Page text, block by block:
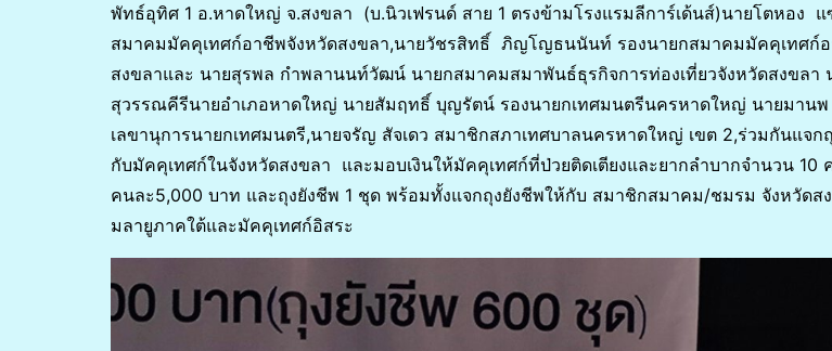
พัทธ์อุทิศ 1 อ.หาดใหญ่ จ.สงขลา (บ.นิวเฟรนด์ สาย 1 ตรงข้ามโรงแรมลีการ์เด้นส์)นายโตหอง
สมาคมมัคคุเทศก์อาชีพจังหวัดสงขลา,นายวัชรสิทธิ์ ภิญโญธนนันท์ รองนายกสมาคมมัคคุเทศก์
สงขลาและ นายสุรพล กำพลานนท์วัฒน์ นายกสมาคมสมาพันธ์ธุรกิจการท่องเที่ยวจังหวัดสงขลา
สุวรรณคีรีนายอำเภอหาดใหญ่ นายสัมฤทธิ์ บุญรัตน์ รองนายกเทศมนตรีนครหาดใหญ่ นายมานพ
เลขานุการนายกเทศมนตรี,นายจรัญ สัจเดว สมาชิกสภาเทศบาลนครหาดใหญ่ เขต 2,ร่วมกันแจก
กับมัคคุเทศก์ในจังหวัดสงขลา และมอบเงินให้มัคคุเทศก์ที่ป่วยติดเตียงและยากลำบากจำนวน 10
คนละ5,000 บาท และถุงยังชีพ 1 ชุด พร้อมทั้งแจกถุงยังชีพให้กับ สมาชิกสมาคม/ชมรม จังหวัดส
มลายูภาคใต้และมัคคุเทศก์อิสระ